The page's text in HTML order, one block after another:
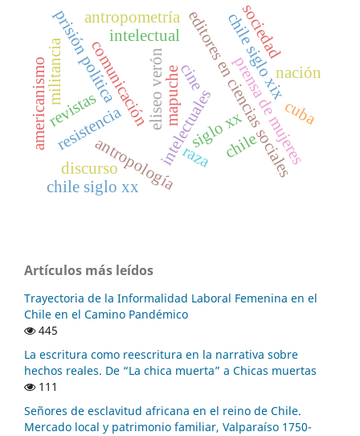
intelectualeseditores en ciencias sociales
comunicacióneliseo verón
intelectual
prisión política
resistencia prensa de mujeres
chile siglo xix
siglo xx
chile
raza
antropometría
antropología
mapuche
chile siglo xx
revistas
nación
cuba
americanismomilitancia
discurso
cine
sociedad
Artículos más leídos
Trayectoria de la Informalidad Laboral Femenina en el
Chile en el Camino Pandémico
445
La escritura como reescritura en la narrativa sobre
hechos reales. De “La chica muerta” a Chicas muertas
111
Señores de esclavitud africana en el reino de Chile.
Mercado local y patrimonio familiar, Valparaíso 1750-